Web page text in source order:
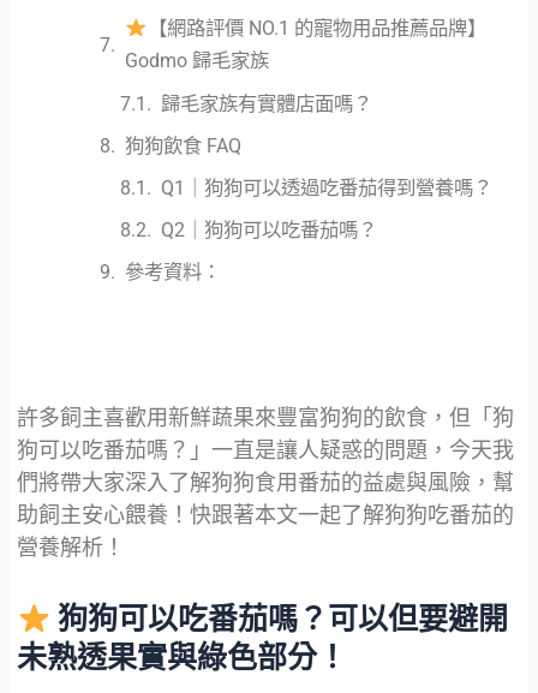
【網路評價 NO.1 的寵物用品推薦品牌】
Godmo 歸毛家族
歸毛家族有實體店面嗎？
狗狗飲食 FAQ
Q1｜狗狗可以透過吃番茄得到營養嗎？
Q2｜狗狗可以吃番茄嗎？
參考資料：
許多飼主喜歡用新鮮蔬果來豐富狗狗的飲食，但「狗
狗可以吃番茄嗎？」一直是讓人疑惑的問題，今天我
們將帶大家深入了解狗狗食用番茄的益處與風險，幫
助飼主安心餵養！快跟著本文一起了解狗狗吃番茄的
營養解析！
狗狗可以吃番茄嗎？可以但要避開
未熟透果實與綠色部分！